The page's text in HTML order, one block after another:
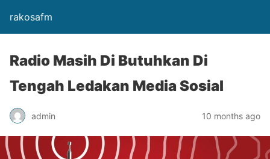
rakosafm
Radio Masih Di Butuhkan Di
Tengah Ledakan Media Sosial
admin 10 months ago